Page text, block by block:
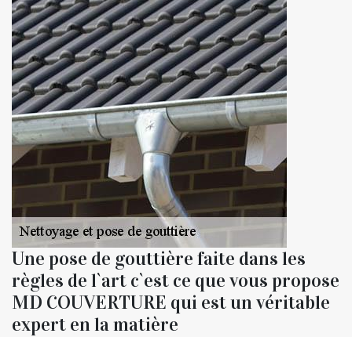
Une pose de gouttière faite dans les
règles de l`art c`est ce que vous propose
MD COUVERTURE qui est un véritable
expert en la matière